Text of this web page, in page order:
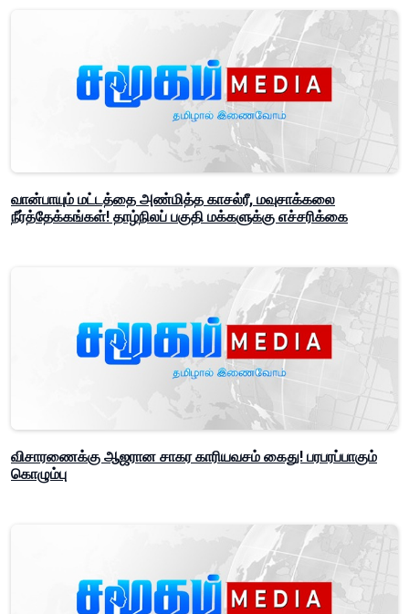
வான்பாயும் மட்டத்தை அண்மித்த காசல்ரீ, மவுசாக்கலை
நீர்த்தேக்கங்கள்! தாழ்நிலப் பகுதி மக்களுக்கு எச்சரிக்கை
விசாரணைக்கு ஆஜரான சாகர காரியவசம் கைது! பரபரப்பாகும்
கொழும்பு